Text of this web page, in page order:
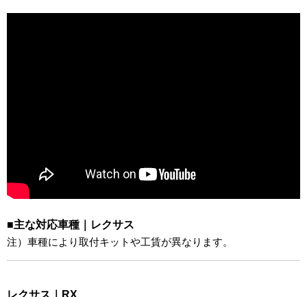
■主な対応車種｜レクサス
注）車種により取付キットや工賃が異なります。
レクサス｜RX